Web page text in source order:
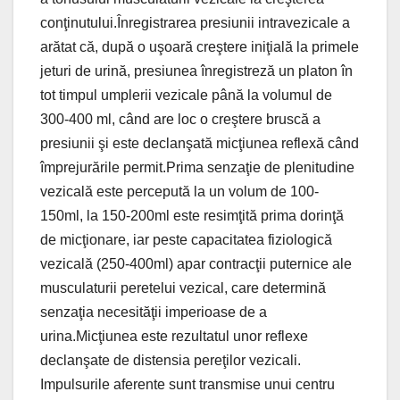
conţinutului.Înregistrarea presiunii intravezicale a
arătat că, după o uşoară creştere iniţială la primele
jeturi de urină, presiunea înregistreză un platon în
tot timpul umplerii vezicale până la volumul de
300-400 ml, când are loc o creştere bruscă a
presiunii şi este declanşată micţiunea reflexă când
împrejurările permit.Prima senzaţie de plenitudine
vezicală este percepută la un volum de 100-
150ml, la 150-200ml este resimţită prima dorinţă
de micţionare, iar peste capacitatea fiziologică
vezicală (250-400ml) apar contracţii puternice ale
musculaturii peretelui vezical, care determină
senzaţia necesităţii imperioase de a
urina.Micţiunea este rezultatul unor reflexe
declanşate de distensia pereţilor vezicali.
Impulsurile aferente sunt transmise unui centru